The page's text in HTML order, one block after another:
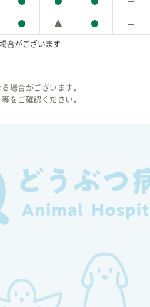
合がございます
場合がございます。
をご確認ください。